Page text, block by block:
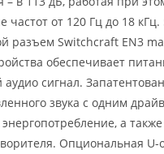
частот от 120 Гц до 18 кГц.
разъем Switchcraft EN3
обеспечивает
сигнал.
звука с одним
а
Опциональная U-